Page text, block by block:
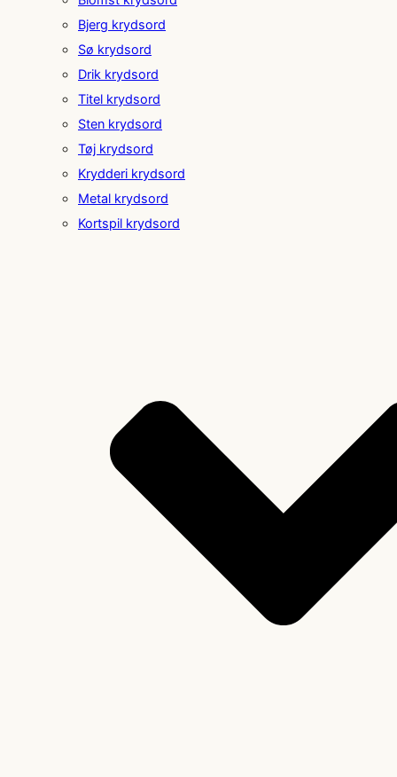
Bjerg krydsord
Sø krydsord
Drik krydsord
Titel krydsord
Sten krydsord
Tøj krydsord
Krydderi krydsord
Metal krydsord
Kortspil krydsord